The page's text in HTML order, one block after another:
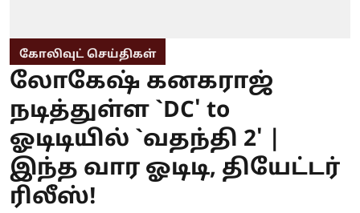
கோலிவுட் செய்திகள்
லோகேஷ் கனகராஜ்
நடித்துள்ள `DC' to
ஓடிடியில் `வதந்தி 2' |
இந்த வார ஓடிடி, தியேட்டர்
ரிலீஸ்!